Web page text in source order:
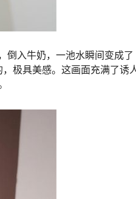
倒入牛奶，一池水瞬间变成了
极具美感。这画面充满了诱